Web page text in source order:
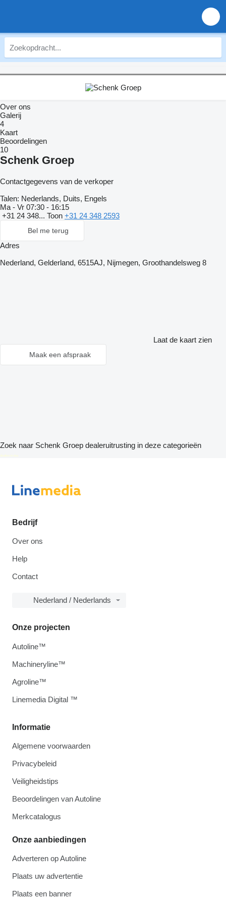
Over ons
Galerij
4
Kaart
Beoordelingen
10
Schenk Groep
Contactgegevens van de verkoper
Talen: Nederlands, Duits, Engels
Ma - Vr 07:30 - 16:15
+31 24 348... Toon +31 24 348 2593
Bel me terug
Adres
Nederland, Gelderland, 6515AJ, Nijmegen, Groothandelsweg 8
Laat de kaart zien
Maak een afspraak
Zoek naar Schenk Groep dealeruitrusting in deze categorieën
disallow-in-dsa
Bedrijf
Over ons
Help
Contact
Nederland / Nederlands
Informatie
Algemene voorwaarden
Privacybeleid
Veiligheidstips
Beoordelingen van Autoline
Merkcatalogus
Onze aanbiedingen
Adverteren op Autoline
Plaats uw advertentie
Plaats een banner
Onze projecten
Autoline™
Machineryline™
Agroline™
Linemedia Digital ™